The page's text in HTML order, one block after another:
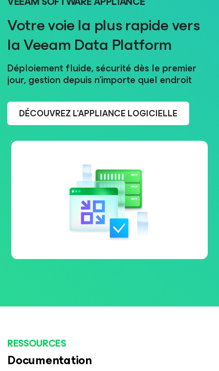
Votre voie la plus rapide vers
la Veeam Data Platform
Déploiement fluide, sécurité dès le premier
jour, gestion depuis n’importe quel endroit
DÉCOUVREZ L’APPLIANCE LOGICIELLE
RESSOURCES
Documentation